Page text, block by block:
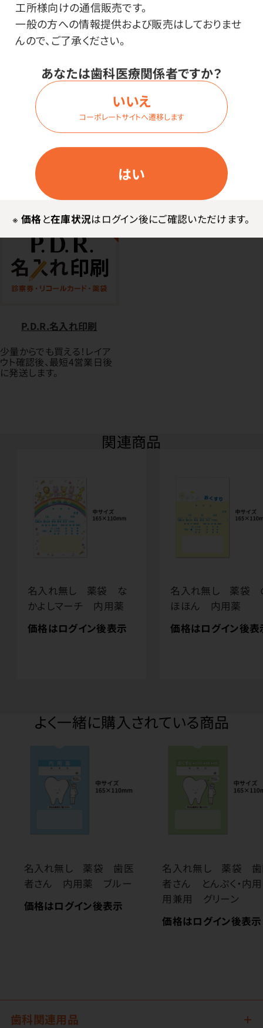
工所様向けの通信販売です。
一般の方への情報提供および販売はしておりませ
んので、ご了承ください。
あなたは歯科医療関係者ですか？
はい
いいえ
コーポレートサイトへ遷移します
※ 価格と在庫状況はログイン後にご確認いただけます。
●日本製
使用上の注意
※商品の色味は印刷の時期により多少変わる可能性が
ございますので、ご了承ください。
P.D.R.名入れ印刷
少量からでも買える！レイア
ウト確認後、最短4営業日後
に発送します。
関連商品
名入れ無し 薬袋 な
かよしマーチ 内用薬
価格はログイン後表示
名入れ無し 薬袋
ほほん 内用薬
価格はログイン後表
よく一緒に購入されている商品
名入れ無し 薬袋 歯医
者さん 内用薬 ブルー
価格はログイン後表示
名入れ無し 薬袋
者さん とんぷく・内用
用兼用 グリーン
価格はログイン後表示
歯科関連用品